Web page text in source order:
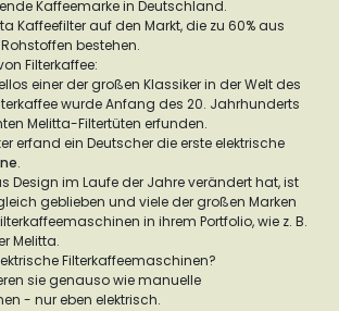
Kaffeemarke in Deutschland.
Kaffeefilter auf den Markt, die zu 60% aus
bestehen.
Filterkaffee:
einer der großen Klassiker in der Welt des
wurde Anfang des 20. Jahrhunderts
Melitta-Filtertüten erfunden.
erfand ein Deutscher die erste elektrische
.
Design im Laufe der Jahre verändert hat, ist
geblieben und viele der großen Marken
in ihrem Portfolio, wie z. B.
Melitta.
Filterkaffeemaschinen?
sie genauso wie manuelle
- nur eben elektrisch.